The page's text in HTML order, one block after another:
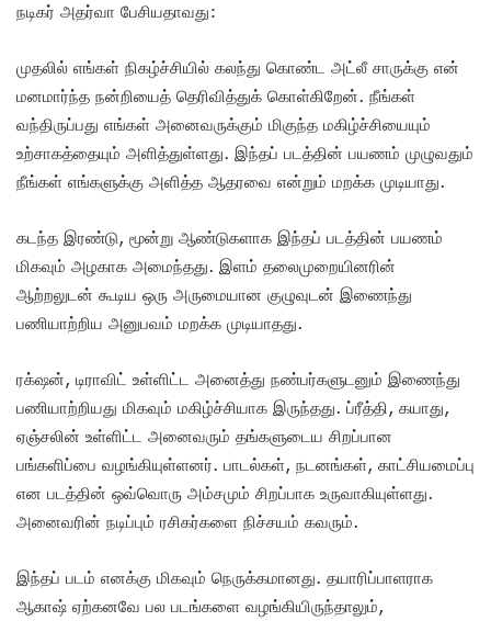
நடிகர் அதர்வா பேசியதாவது:
முதலில் எங்கள் நிகழ்ச்சியில் கலந்து கொண்ட அட்லீ சாருக்கு என்
மனமார்ந்த நன்றியைத் தெரிவித்துக் கொள்கிறேன். நீங்கள்
வந்திருப்பது எங்கள் அனைவருக்கும் மிகுந்த மகிழ்ச்சியையும்
உற்சாகத்தையும் அளித்துள்ளது. இந்தப் படத்தின் பயணம் முழுவதும்
நீங்கள் எங்களுக்கு அளித்த ஆதரவை என்றும் மறக்க முடியாது.
கடந்த இரண்டு, மூன்று ஆண்டுகளாக இந்தப் படத்தின் பயணம்
மிகவும் அழகாக அமைந்தது. இளம் தலைமுறையினரின்
ஆற்றலுடன் கூடிய ஒரு அருமையான குழுவுடன் இணைந்து
பணியாற்றிய அனுபவம் மறக்க முடியாதது.
ரக்‌ஷன், டிராவிட் உள்ளிட்ட அனைத்து நண்பர்களுடனும் இணைந்து
பணியாற்றியது மிகவும் மகிழ்ச்சியாக இருந்தது. ப்ரீத்தி, கயாது,
ஏஞ்சலின் உள்ளிட்ட அனைவரும் தங்களுடைய சிறப்பான
பங்களிப்பை வழங்கியுள்ளனர். பாடல்கள், நடனங்கள், காட்சியமைப்பு
என படத்தின் ஒவ்வொரு அம்சமும் சிறப்பாக உருவாகியுள்ளது.
அனைவரின் நடிப்பும் ரசிகர்களை நிச்சயம் கவரும்.
இந்தப் படம் எனக்கு மிகவும் நெருக்கமானது. தயாரிப்பாளராக
ஆகாஷ் ஏற்கனவே பல படங்களை வழங்கியிருந்தாலும்,